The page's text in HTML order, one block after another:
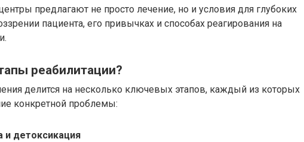
предлагают не просто лечение, но и условия для глубоких
пациента, его привычках и способах реагирования на
реабилитации?
делится на несколько ключевых этапов, каждый из которых
конкретной проблемы:
и детоксикация